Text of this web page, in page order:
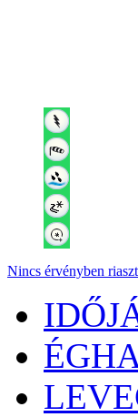
Nincs érvényben